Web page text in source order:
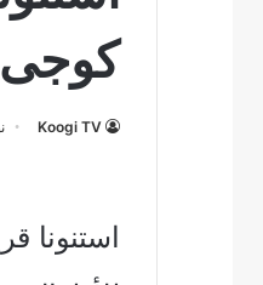
كوجى
Koogi TV
استنونا